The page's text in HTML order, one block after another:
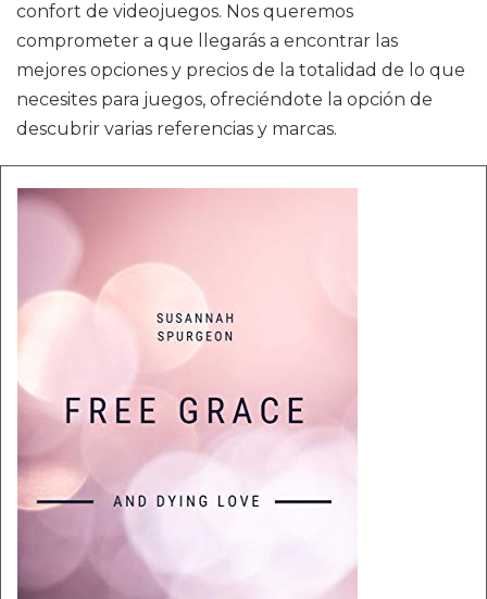
confort de videojuegos. Nos queremos
comprometer a que llegarás a encontrar las
mejores opciones y precios de la totalidad de lo que
necesites para juegos, ofreciéndote la opción de
descubrir varias referencias y marcas.